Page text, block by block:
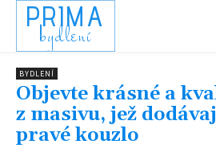
PRIMA
bydlení
BYDLENÍ
Objevte krásné a
z masivu, jež
pravé kouzlo